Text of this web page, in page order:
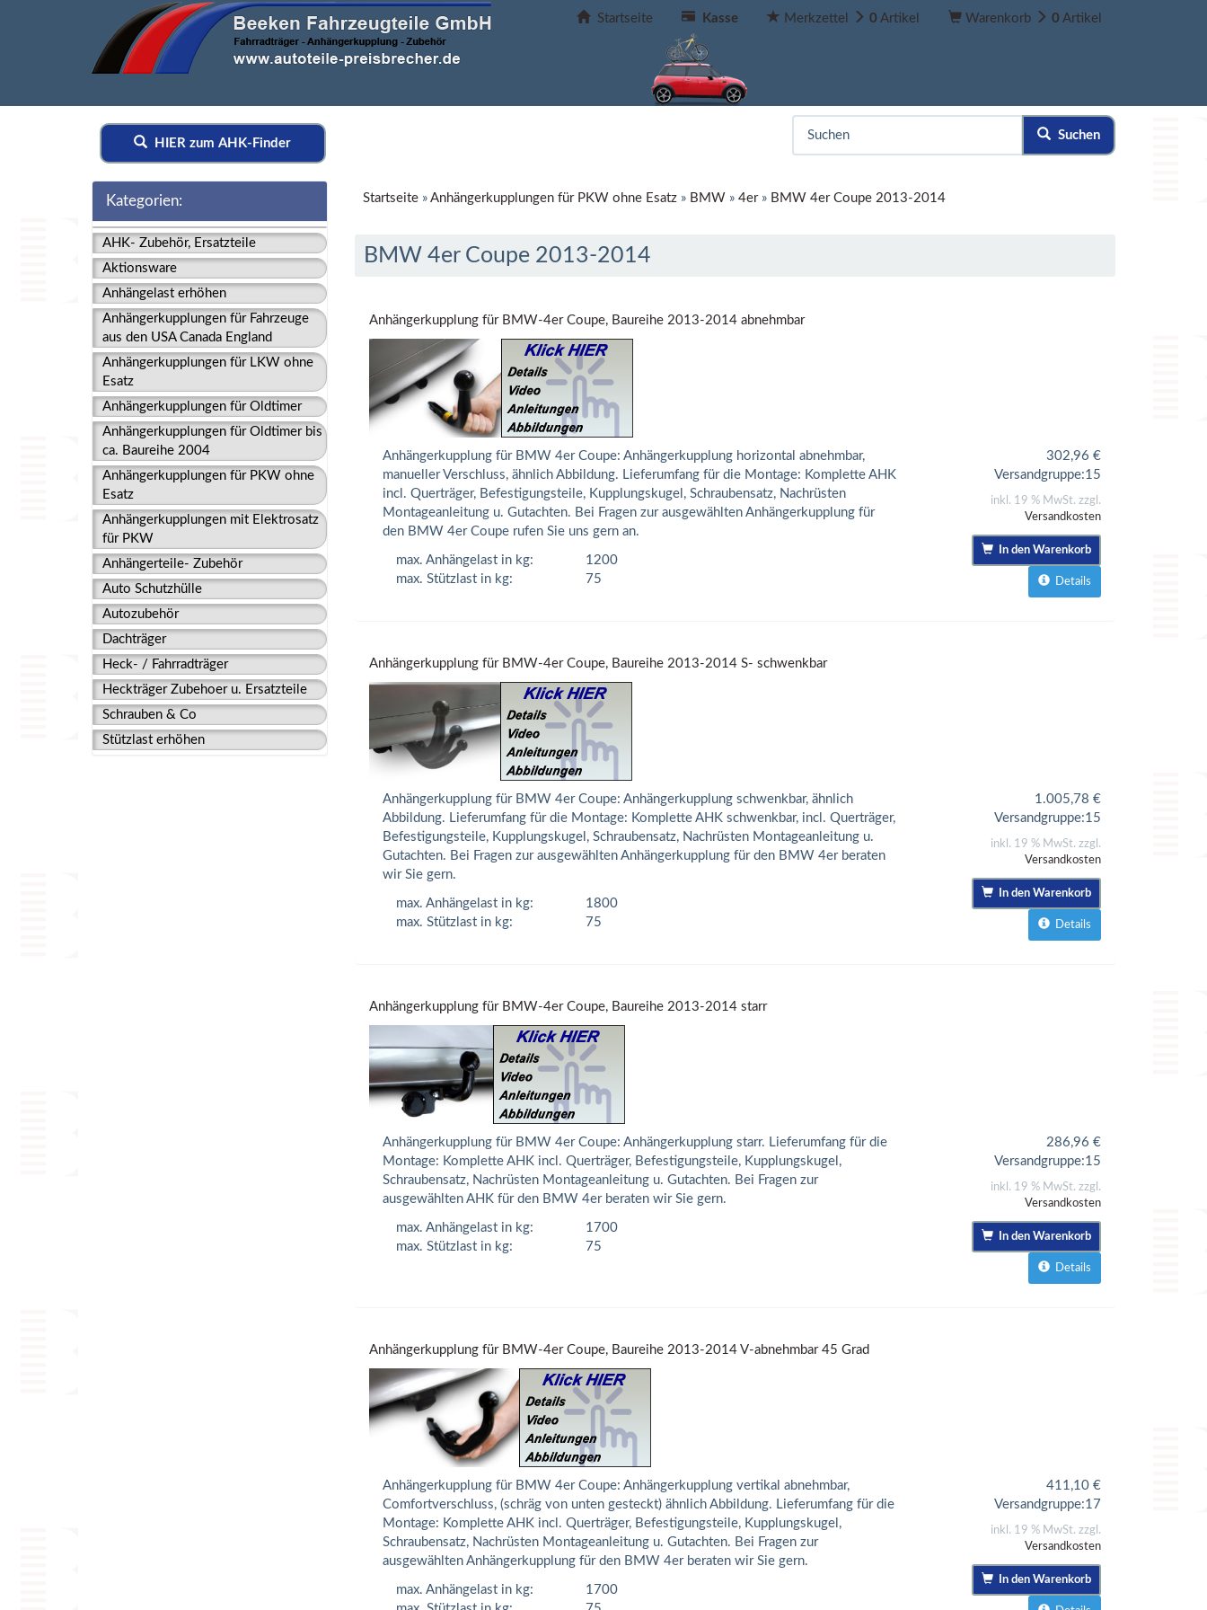
Startseite Kasse Merkzettel 0 Artikel Warenkorb 0 Artikel
Suchen
HIER zum AHK-Finder
Kategorien:
AHK- Zubehör, Ersatzteile
Aktionsware
Anhängelast erhöhen
Anhängerkupplungen für Fahrzeuge
aus den USA Canada England
Anhängerkupplungen für LKW ohne
Esatz
Anhängerkupplungen für Oldtimer
Anhängerkupplungen für Oldtimer bis
ca. Baureihe 2004
Anhängerkupplungen für PKW ohne
Esatz
Anhängerkupplungen mit Elektrosatz
für PKW
Anhängerteile- Zubehör
Auto Schutzhülle
Autozubehör
Dachträger
Heck- / Fahrradträger
Heckträger Zubehoer u. Ersatzteile
Schrauben & Co
Stützlast erhöhen
Startseite» Anhängerkupplungen für PKW ohne Esatz» BMW » 4er» BMW 4er Coupe 2013-2014
BMW 4er Coupe 2013-2014
Anhängerkupplung für BMW-4er Coupe, Baureihe 2013-2014 abnehmbar
Anhängerkupplung für BMW 4er Coupe: Anhängerkupplung horizontal abnehmbar,
manueller Verschluss, ähnlich Abbildung. Lieferumfang für die Montage: Komplette AHK
incl. Querträger, Befestigungsteile, Kupplungskugel, Schraubensatz, Nachrüsten
Montageanleitung u. Gutachten. Bei Fragen zur ausgewählten Anhängerkupplung für
den BMW 4er Coupe rufen Sie uns gern an.
max. Anhängelast in kg:
1200
max. Stützlast in kg:
75
302,96 €
Versandgruppe:15
inkl. 19 % MwSt. zzgl.
Versandkosten
In den Warenkorb
Details
Anhängerkupplung für BMW-4er Coupe, Baureihe 2013-2014 S- schwenkbar
Anhängerkupplung für BMW 4er Coupe: Anhängerkupplung schwenkbar, ähnlich
Abbildung. Lieferumfang für die Montage: Komplette AHK schwenkbar, incl. Querträger,
Befestigungsteile, Kupplungskugel, Schraubensatz, Nachrüsten Montageanleitung u.
Gutachten. Bei Fragen zur ausgewählten Anhängerkupplung für den BMW 4er beraten
wir Sie gern.
max. Anhängelast in kg:
1800
max. Stützlast in kg:
75
1.005,78 €
Versandgruppe:15
inkl. 19 % MwSt. zzgl.
Versandkosten
In den Warenkorb
Details
Anhängerkupplung für BMW-4er Coupe, Baureihe 2013-2014 starr
Anhängerkupplung für BMW 4er Coupe: Anhängerkupplung starr. Lieferumfang für die
Montage: Komplette AHK incl. Querträger, Befestigungsteile, Kupplungskugel,
Schraubensatz, Nachrüsten Montageanleitung u. Gutachten. Bei Fragen zur
ausgewählten AHK für den BMW 4er beraten wir Sie gern.
max. Anhängelast in kg:
1700
max. Stützlast in kg:
75
286,96 €
Versandgruppe:15
inkl. 19 % MwSt. zzgl.
Versandkosten
In den Warenkorb
Details
Anhängerkupplung für BMW-4er Coupe, Baureihe 2013-2014 V-abnehmbar 45 Grad
Anhängerkupplung für BMW 4er Coupe: Anhängerkupplung vertikal abnehmbar,
Comfortverschluss, (schräg von unten gesteckt) ähnlich Abbildung. Lieferumfang für die
Montage: Komplette AHK incl. Querträger, Befestigungsteile, Kupplungskugel,
Schraubensatz, Nachrüsten Montageanleitung u. Gutachten. Bei Fragen zur
ausgewählten Anhängerkupplung für den BMW 4er beraten wir Sie gern.
max. Anhängelast in kg:
1700
411,10 €
Versandgruppe:17
inkl. 19 % MwSt. zzgl.
Versandkosten
In den Warenkorb